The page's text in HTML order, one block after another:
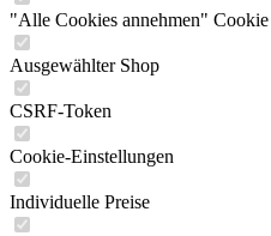
"Alle Cookies annehmen" Cookie
Ausgewählter Shop
CSRF-Token
Cookie-Einstellungen
Individuelle Preise